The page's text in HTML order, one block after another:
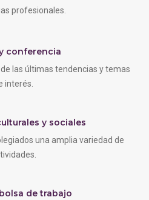
profesionales.
conferencia
las últimas tendencias y temas
interés.
y sociales
una amplia variedad de
de trabajo